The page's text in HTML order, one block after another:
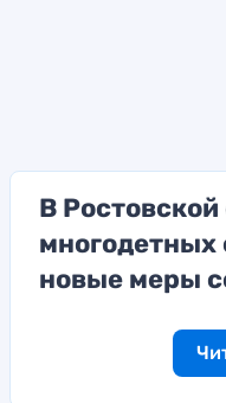
В
многодетных
новые меры